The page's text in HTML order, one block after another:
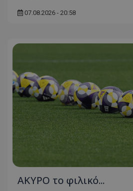
07.08.2026 - 20:58
AKYΡΟ το φιλικό...